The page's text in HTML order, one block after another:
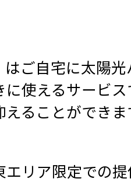
はご自宅に太陽
使えるサービ
ることができ
リア限定での提